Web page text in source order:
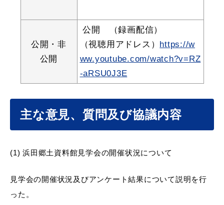
防災・消防
公共交通・
敬老福祉乗車券
公開・非
公開
公開 （録画配信）
（視聴用アドレス） https://w
ww.youtube.com/watch?v=RZ
-aRSU0J3E
主な意見、質問及び協議内容
(1) 浜田郷土資料館見学会の開催状況について
見学会の開催状況及びアンケート結果について説明を行
った。